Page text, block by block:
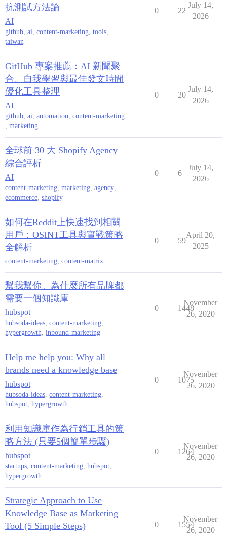
抗測試方法論
AI
github, ai, content-marketing, tools,
taiwan
0 22
July 14,
2026
GitHub 專案推薦：AI 新聞聚
合、自我學習與最佳發文時間
優化工具整理
AI
github, ai, automation, content-marketing
, marketing
0 20
July 14,
2026
全球前 30 大 Shopify Agency
綜合評析
AI
content-marketing, marketing, agency,
ecommerce, shopify
0 6
July 14,
2026
如何在Reddit上快速找到相關
用戶：OSINT工具與實戰策略
全解析
content-marketing, content-matrix
0 59
April 20,
2025
幫我幫你。為什麼所有品牌都
需要一個知識庫
hubspot
hubsoda-ideas, content-marketing,
hypergrowth, inbound-marketing
0 1448
November
26, 2020
Help me help you: Why all
brands need a knowledge base
hubspot
hubsoda-ideas, content-marketing,
hubspot, hypergrowth
0 1075
November
26, 2020
利用知識庫作為行銷工具的策
略方法 (只要5個簡單步驟)
hubspot
startups, content-marketing, hubspot,
hypergrowth
0 1264
November
26, 2020
Strategic Approach to Use
Knowledge Base as Marketing
Tool (5 Simple Steps)
0 1554
November
26, 2020